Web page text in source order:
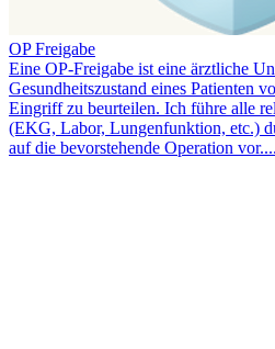
OP Freigabe
Eine OP-Freigabe ist eine ärztliche
Gesundheitszustand eines Patienten
Eingriff zu beurteilen. Ich führe alle
(EKG, Labor, Lungenfunktion, etc.)
auf die bevorstehende Operation vor....